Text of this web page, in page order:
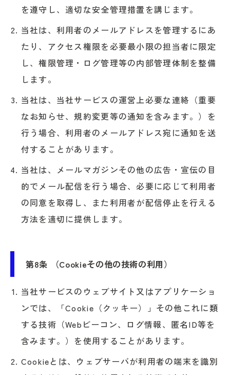
を遵守し、適切な安全管理措置を講じます。
当社は、利用者のメールアドレスを管理するにあ
たり、アクセス権限を必要最小限の担当者に限定
し、権限管理・ログ管理等の内部管理体制を整備
します。
当社は、当社サービスの運営上必要な連絡（重要
なお知らせ、規約変更等の通知を含みます。）を
行う場合、利用者のメールアドレス宛に通知を送
付することがあります。
当社は、メールマガジンその他の広告・宣伝の目
的でメール配信を行う場合、必要に応じて利用者
の同意を取得し、また利用者が配信停止を行える
方法を適切に提供します。
第8条 （Cookieその他の技術の利用）
当社サービスのウェブサイト又はアプリケーショ
ンでは、「Cookie（クッキー）」その他これに類
する技術（Webビーコン、ログ情報、匿名ID等を
含みます。）を使用することがあります。
Cookieとは、ウェブサーバが利用者の端末を識別